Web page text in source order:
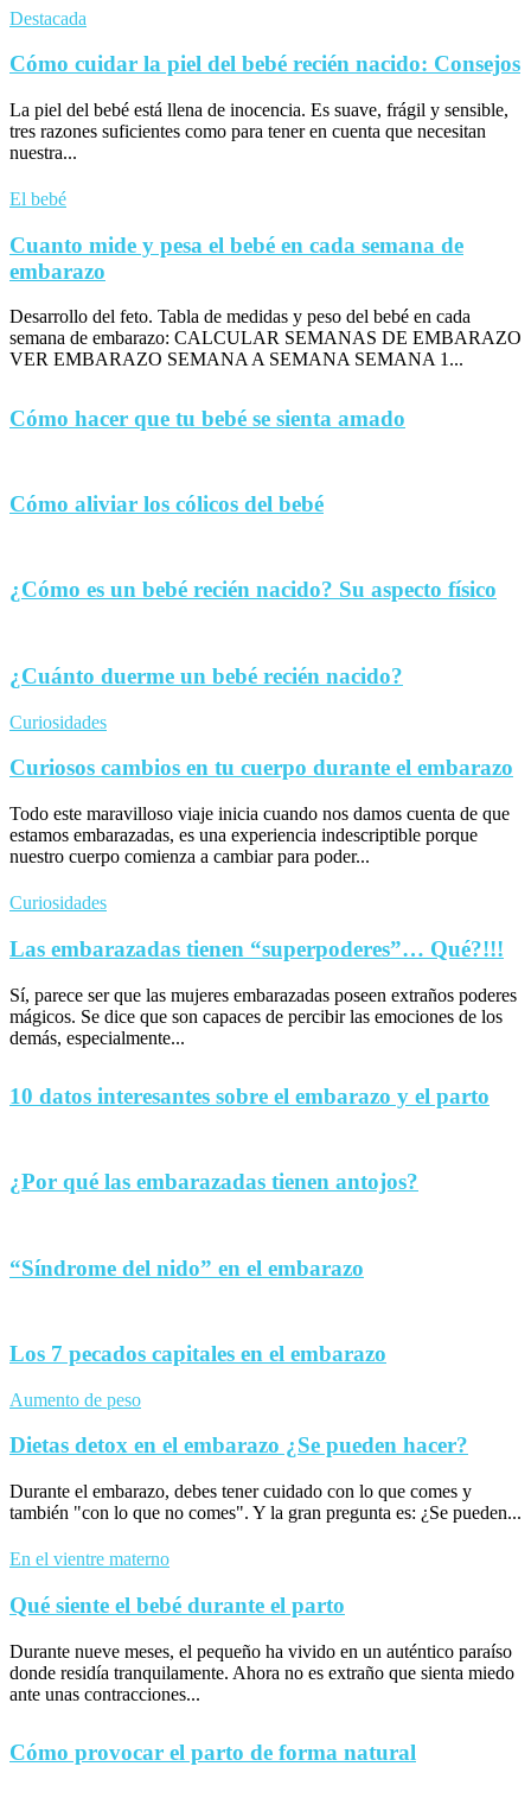
Destacada
Cómo cuidar la piel del bebé recién nacido: Consejos
La piel del bebé está llena de inocencia. Es suave, frágil y sensible,
tres razones suficientes como para tener en cuenta que necesitan
nuestra...
El bebé
Cuanto mide y pesa el bebé en cada semana de
embarazo
Desarrollo del feto. Tabla de medidas y peso del bebé en cada
semana de embarazo: CALCULAR SEMANAS DE EMBARAZO
VER EMBARAZO SEMANA A SEMANA SEMANA 1...
Cómo hacer que tu bebé se sienta amado
Cómo aliviar los cólicos del bebé
¿Cómo es un bebé recién nacido? Su aspecto físico
¿Cuánto duerme un bebé recién nacido?
Curiosidades
Curiosos cambios en tu cuerpo durante el embarazo
Todo este maravilloso viaje inicia cuando nos damos cuenta de que
estamos embarazadas, es una experiencia indescriptible porque
nuestro cuerpo comienza a cambiar para poder...
Curiosidades
Las embarazadas tienen “superpoderes”… Qué?!!!
Sí, parece ser que las mujeres embarazadas poseen extraños poderes
mágicos. Se dice que son capaces de percibir las emociones de los
demás, especialmente...
10 datos interesantes sobre el embarazo y el parto
¿Por qué las embarazadas tienen antojos?
“Síndrome del nido” en el embarazo
Los 7 pecados capitales en el embarazo
Aumento de peso
Dietas detox en el embarazo ¿Se pueden hacer?
Durante el embarazo, debes tener cuidado con lo que comes y
también "con lo que no comes". Y la gran pregunta es: ¿Se pueden...
En el vientre materno
Qué siente el bebé durante el parto
Durante nueve meses, el pequeño ha vivido en un auténtico paraíso
donde residía tranquilamente. Ahora no es extraño que sienta miedo
ante unas contracciones...
Cómo provocar el parto de forma natural